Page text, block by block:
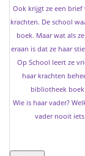
Ook krijgt ze een
krachten. De school
boek. Maar wat als
eraan is dat ze haar
Op School leert ze
haar krachten
bibliotheek
Wie is haar vader?
vader nooit